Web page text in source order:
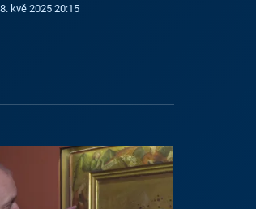
kvě 2025 20:15